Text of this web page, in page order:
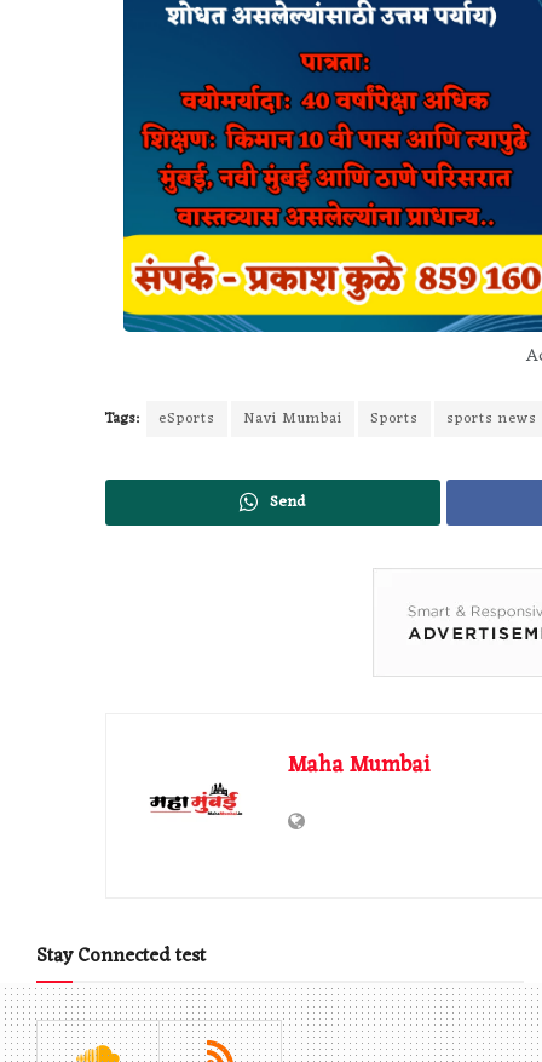
Tags: eSports Navi Mumbai Sports sports news
Send
Maha Mumbai
Stay Connected test